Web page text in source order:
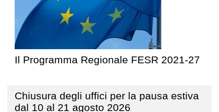
Il Programma Regionale FESR 2021-27
Chiusura degli uffici per la pausa estiva
dal 10 al 21 agosto 2026